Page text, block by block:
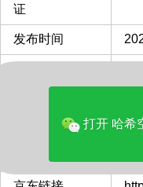
证
发布时间
独立显卡 打开 哈希